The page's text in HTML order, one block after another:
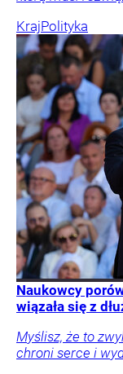
KrajPolityka
Naukowcy
wiązała się z
Myślisz, że to
chroni serce i